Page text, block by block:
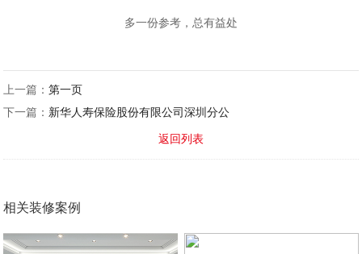
多一份参考，总有益处
上一篇：第一页
下一篇： 新华人寿保险股份有限公司深圳分公
返回列表
相关装修案例